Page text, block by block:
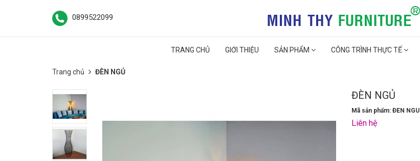
0899522099
TRANG CHỦ GIỚI THIỆU SẢN PHẨM CÔNG TRÌNH THỰC TẾ
Trang chủ ĐÈN NGỦ
ĐÈN NGỦ
Mã sản phẩm: ÐEN NGU
Liên hệ